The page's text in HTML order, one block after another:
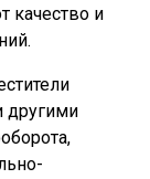
качество и
другими